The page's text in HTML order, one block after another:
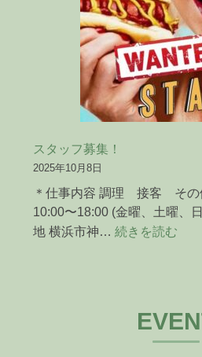
RUN
2025
に
出
店
な
の
時
休
業
スタッフ募集！
2025年10月8日
＊仕事内容 調理 接客 その
10:00〜18:00 (金曜、土曜、
地 横浜市神…続きを読む
募